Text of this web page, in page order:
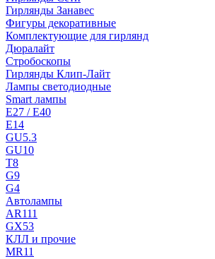
Гирлянды Занавес
Фигуры декоративные
Комплектующие для гирлянд
Дюралайт
Стробоскопы
Гирлянды Клип-Лайт
Лампы светодиодные
Smart лампы
E27 / E40
E14
GU5.3
GU10
T8
G9
G4
Автолампы
AR111
GX53
КЛЛ и прочие
MR11